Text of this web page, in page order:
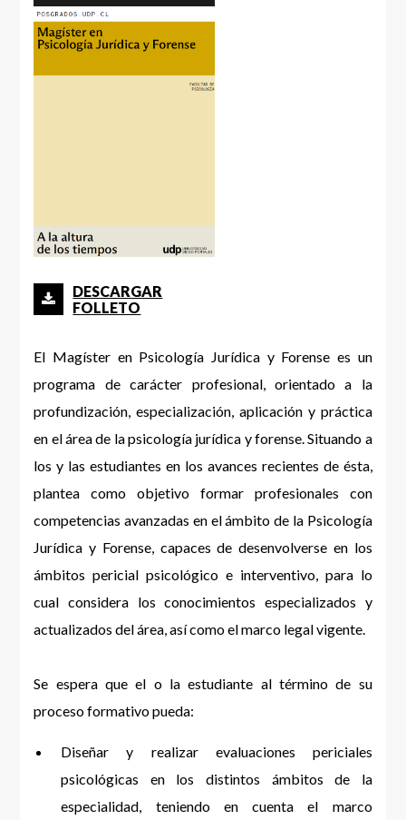
DESCARGAR
FOLLETO
El Magíster en Psicología Jurídica y Forense es un
programa de carácter profesional, orientado a la
profundización, especialización, aplicación y práctica
en el área de la psicología jurídica y forense. Situando a
los y las estudiantes en los avances recientes de ésta,
plantea como objetivo formar profesionales con
competencias avanzadas en el ámbito de la Psicología
Jurídica y Forense, capaces de desenvolverse en los
ámbitos pericial psicológico e interventivo, para lo
cual considera los conocimientos especializados y
actualizados del área, así como el marco legal vigente.
Se espera que el o la estudiante al término de su
proceso formativo pueda:
Diseñar y realizar evaluaciones periciales
psicológicas en los distintos ámbitos de la
especialidad, teniendo en cuenta el marco